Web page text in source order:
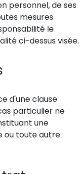
personnel, de ses
mesures
le
ci-dessus visée.
d'une clause
particulier ne
une
ou toute autre